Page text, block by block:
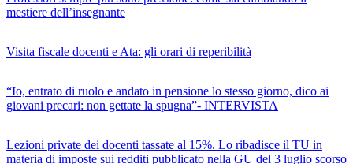
mestiere dell’insegnante
Visita fiscale docenti e Ata: gli orari di reperibilità
“Io, entrato di ruolo e andato in pensione lo stesso giorno, dico ai
giovani precari: non gettate la spugna”- INTERVISTA
Lezioni private dei docenti tassate al 15%. Lo ribadisce il TU in
materia di imposte sui redditi pubblicato nella GU del 3 luglio scorso